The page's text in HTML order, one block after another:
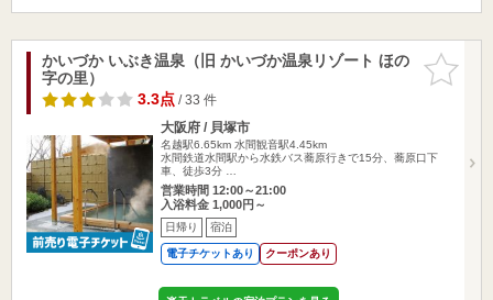
お気に入
りに追加
かいづか いぶき温泉（旧 かいづか温泉リゾート ほの
字の里）
3.3点/ 33 件
大阪府 / 貝塚市
名越駅6.65km 水間観音駅4.45km
水間鉄道水間駅から水鉄バス蕎原行きで15分、蕎原口下
車、徒歩3分 …
営業時間 12:00～21:00
入浴料金 1,000円～
日帰り 宿泊
電子チケットあり クーポンあり